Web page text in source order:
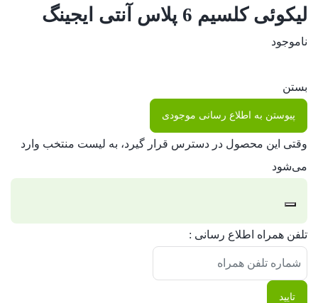
لیکوئی کلسیم 6 پلاس آنتی ایجینگ
ناموجود
بستن
پیوستن به اطلاع رسانی موجودی
وقتی این محصول در دسترس قرار گیرد، به لیست منتخب وارد
می‌شود
کردن
اعلان
تلفن همراه اطلاع رسانی :
تایید